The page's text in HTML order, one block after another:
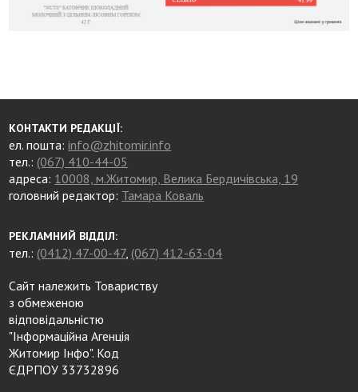
КОНТАКТИ РЕДАКЦІЇ:
ел. пошта:info@zhitomir.info
тел.: (067) 410-44-05
адреса: 10008, м.Житомир, Велика Бердичівська, 19
головний редактор: Тамара Коваль
РЕКЛАМНИЙ ВІДДІЛ:
тел.: (0412) 47-00-47, (067) 412-63-04
Сайт належить Товариству
з обмеженою
відповідальністю
"Інформаційна Агенція
Житомир Інфо". Код
ЄДРПОУ 33732896